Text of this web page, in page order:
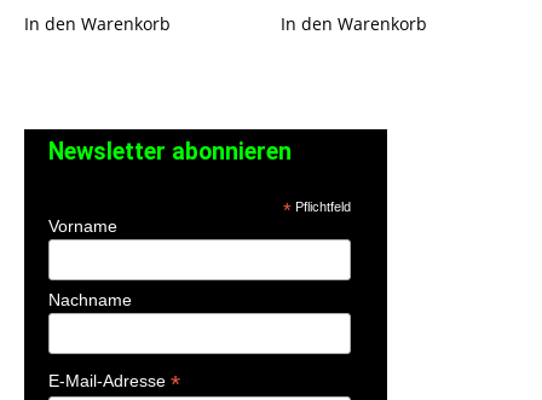
In den Warenkorb In den Warenkorb
Newsletter abonnieren
*Pflichtfeld
Vorname
Nachname
E-Mail-Adresse *